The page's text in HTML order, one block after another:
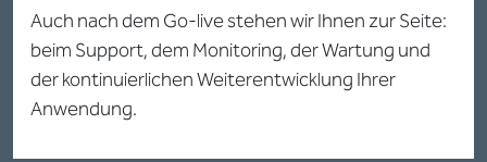
Auch nach dem Go-live stehen wir Ihnen zur Seite:
beim Support, dem Monitoring, der Wartung und
der kontinuierlichen Weiterentwicklung Ihrer
Anwendung.